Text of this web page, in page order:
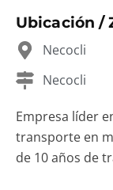
Ubicación /
Necocli
Necocli
Empresa líder
transporte en
de 10 años de